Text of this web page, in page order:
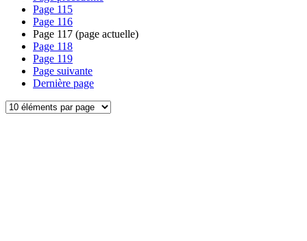
Page 115
Page 116
Page 117 (page actuelle)
Page 118
Page 119
Page suivante
Dernière page